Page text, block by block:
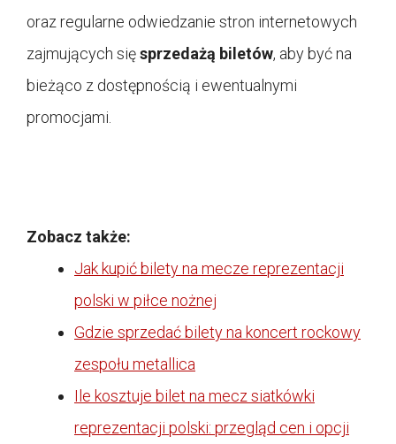
oraz regularne odwiedzanie stron internetowych
zajmujących sięsprzedażą biletów, aby być na
bieżąco z dostępnością i ewentualnymi
promocjami.
Zobacz także:
Jak kupić bilety na mecze reprezentacji
polski w piłce nożnej
Gdzie sprzedać bilety na koncert rockowy
zespołu metallica
Ile kosztuje bilet na mecz siatkówki
reprezentacji polski: przegląd cen i opcji